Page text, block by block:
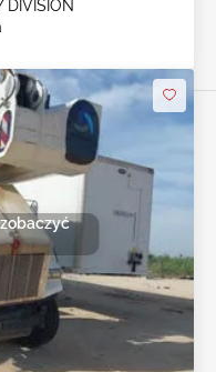
DIVISION